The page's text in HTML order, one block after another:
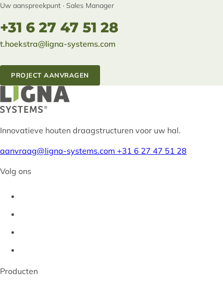
Uw aanspreekpunt · Sales Manager
+31 6 27 47 51 28
t.hoekstra@ligna-systems.com
PROJECT AANVRAGEN
Innovatieve houten draagstructuren voor uw hal.
aanvraag@ligna-systems.com +31 6 27 47 51 28
Volg ons
Producten